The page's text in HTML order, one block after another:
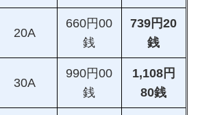
20A
660円00
銭
739円20
銭
30A
990円00
銭
1,108円
80銭